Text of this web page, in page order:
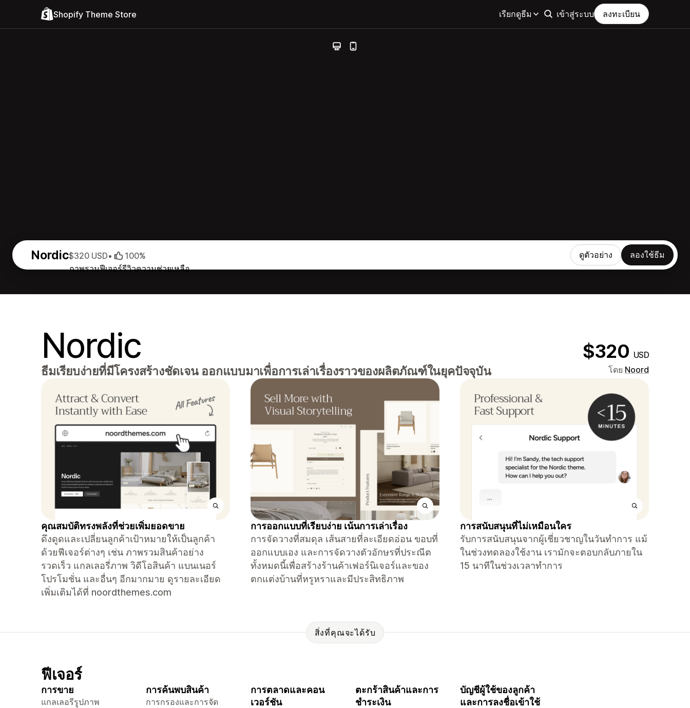
Shopify Theme Store เรียกดูธีม เข้าสู่ระบบ ลงทะเบียน
Nordic
ภาพรวมฟีเจอร์รีวิวความช่วยเหลือ
$320 USD• 100% ดูตัวอย่าง ลองใช้ธีม
Nordic $320 USD
ธีมเรียบง่ายที่มีโครงสร้างชัดเจน ออกแบบมาเพื่อการเล่าเรื่องราวของผลิตภัณฑ์ในยุคปัจจุบัน โดย Noord
คุณสมบัติทรงพลังที่ช่วยเพิ่มยอดขาย
ดึงดูดและเปลี่ยนลูกค้าเป้าหมายให้เป็นลูกค้า
ด้วยฟีเจอร์ต่างๆ เช่น ภาพรวมสินค้าอย่าง
รวดเร็ว แกลเลอรี่ภาพ วิดีโอสินค้า แบนเนอร์
โปรโมชั่น และอื่นๆ อีกมากมาย ดูรายละเอียด
เพิ่มเติมได้ที่ noordthemes.com
การออกแบบที่เรียบง่าย เน้นการเล่าเรื่อง
การจัดวางที่สมดุล เส้นสายที่ละเอียดอ่อน ขอบที่
ออกแบบเอง และการจัดวางตัวอักษรที่ประณีต
ทั้งหมดนี้เพื่อสร้างร้านค้าเฟอร์นิเจอร์และของ
ตกแต่งบ้านที่หรูหราและมีประสิทธิภาพ
การสนับสนุนที่ไม่เหมือนใคร
รับการสนับสนุนจากผู้เชี่ยวชาญในวันทำการ แม้
ในช่วงทดลองใช้งาน เรามักจะตอบกลับภายใน
15 นาทีในช่วงเวลาทำการ
สิ่งที่คุณจะได้รับ
ฟีเจอร์
การขาย
แกลเลอรีรูปภาพ
การค้นพบสินค้า
การกรองและการจัด
การตลาดและคอน
เวอร์ชัน
ตะกร้าสินค้าและการ
ชำระเงิน
บัญชีผู้ใช้ของลูกค้า
และการลงชื่อเข้าใช้